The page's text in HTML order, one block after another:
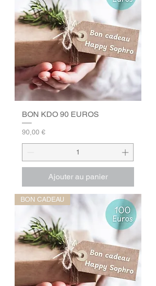
BON KDO 90 EUROS
Prix
90,00 €
Ajouter au panier
BON CADEAU